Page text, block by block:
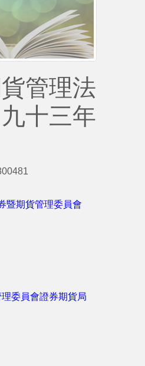
管理法
十三年
暨期貨管理委員會
委員會證券期貨局